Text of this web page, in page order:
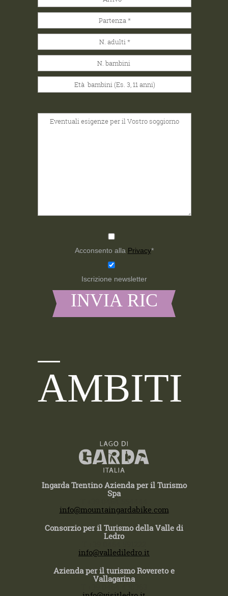
Acconsento alla Privacy*
Iscrizione newsletter
AMBITI
Ingarda Trentino Azienda per il Turismo
Spa
info@mountaingardabike.com
Consorzio per il Turismo della Valle di
Ledro
info@vallediledro.it
Azienda per il turismo Rovereto e
Vallagarina